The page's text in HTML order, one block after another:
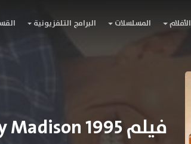
الأفلام المسلسلات البرامج التلفزيونية
فيلم Billy Madison 1995 مترجم